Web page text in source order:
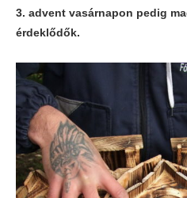
3. advent vasárnapon pedig
érdeklődők.